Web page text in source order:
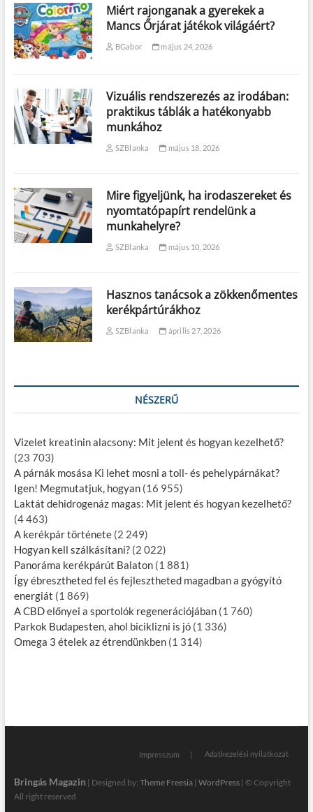
Miért rajonganak a gyerekek a
Mancs Őrjárat játékok világáért?
BGabor május 24, 2026
Vizuális rendszerezés az irodában:
praktikus táblák a hatékonyabb
munkához
SZBlanka május 18, 2026
Mire figyeljünk, ha irodaszereket és
nyomtatópapírt rendelünk a
munkahelyre?
SZBlanka május 10, 2026
Hasznos tanácsok a zökkenőmentes
kerékpártúrákhoz
SZBlanka április 27, 2026
NÉSZERŰ
Vizelet kreatinin alacsony: Mit jelent és hogyan kezelhető?
(23 703)
A párnák mosása Ki lehet mosni a toll- és pehelypárnákat?
Igen! Megmutatjuk, hogyan (16 955)
Laktát dehidrogenáz magas: Mit jelent és hogyan kezelhető?
(4 463)
A kerékpár története (2 249)
Hogyan kell szálkásítani? (2 022)
Panoráma kerékpárút Balaton (1 881)
Így ébresztheted fel és fejlesztheted magadban a gyógyító
energiát (1 869)
A CBD előnyei a sportolók regenerációjában (1 760)
Parkok Budapesten, ahol biciklizni is jó (1 336)
Omega 3 ételek az étrendünkben (1 314)
Impresszum Adatkezelési nyilatkozat
Bringás Magazin | Designed by: Theme Freesia| WordPress| © Copyright
All right reserved